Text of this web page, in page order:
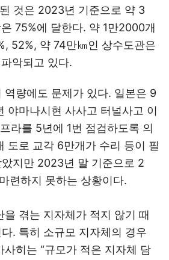
것은 2023년 기준으로 약 3
75%에 달한다. 약 1만2000개
52%, 약 74만㎞인 상수도관은
악되고 있다.
역량에도 문제가 있다. 일본은 9
야마나시현 사사고 터널사고 이
라를 5년에 1번 점검하도록 의
도로 교각 6만개가 수리 등이 필
지만 2023년 말 기준으로 2
련하지 못하는 상황이다.
을 겪는 지자체가 적지 않기 때
. 특히 소규모 지자체의 경우
사히는 “규모가 적은 지자체 담